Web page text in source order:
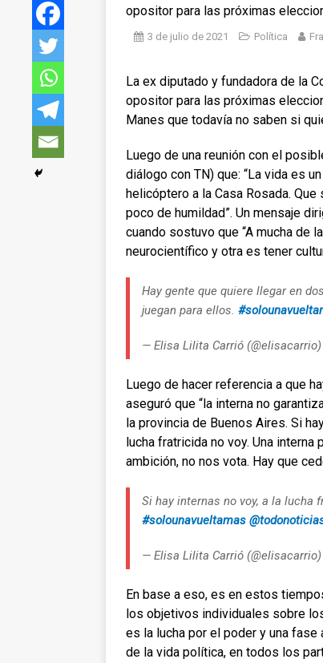
opositor para las próximas
3 de julio de 2021 Política
La ex diputado y fundadora de la
opositor para las próximas
Manes que todavía no saben si
Luego de una reunión con el
diálogo con TN) que: “La vida es
helicóptero a la Casa Rosada.
poco de humildad”. Un mensaje
cuando sostuvo que “A mucha de
neurocientífico y otra es tener
Hay gente que quiere llegar en
juegan para ellos.
— Elisa Lilita Carrió (@elisacarrio)
Luego de hacer referencia a que
aseguró que “la interna no
la provincia de Buenos Aires. Si
lucha fratricida no voy. Una
ambición, no nos vota. Hay que
Si hay internas no voy, a la lucha
#solounavueltamas
— Elisa Lilita Carrió (@elisacarrio)
En base a eso, es en estos
los objetivos individuales sobre
es la lucha por el poder y una
de la vida política, en todos los